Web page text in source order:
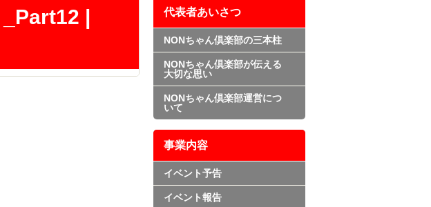
_Part12 |
代表者あいさつ
NONちゃん倶楽部の三本柱
NONちゃん倶楽部が伝える
大切な思い
NONちゃん倶楽部運営につ
いて
事業内容
イベント予告
イベント報告